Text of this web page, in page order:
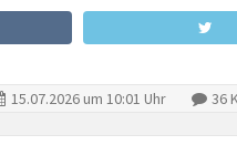
15.07.2026 um 10:01 Uhr 36